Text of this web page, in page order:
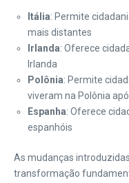
Itália: Permite
mais distantes
Irlanda: Oferece
Irlanda
Polônia: Permite
viveram na Polônia
Espanha: Oferece
espanhóis
As mudanças
transformação